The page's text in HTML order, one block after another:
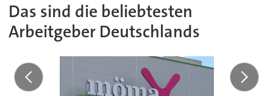
Das sind die beliebtesten
Arbeitgeber Deutschlands